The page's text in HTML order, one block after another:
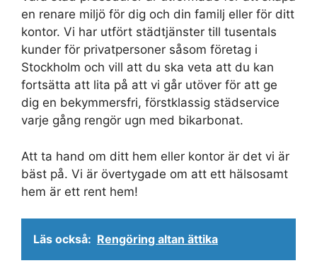
en renare miljö för dig och din familj eller för ditt
kontor. Vi har utfört städtjänster till tusentals
kunder för privatpersoner såsom företag i
Stockholm och vill att du ska veta att du kan
fortsätta att lita på att vi går utöver för att ge
dig en bekymmersfri, förstklassig städservice
varje gång rengör ugn med bikarbonat.
Att ta hand om ditt hem eller kontor är det vi är
bäst på. Vi är övertygade om att ett hälsosamt
hem är ett rent hem!
Läs också: Rengöring altan ättika